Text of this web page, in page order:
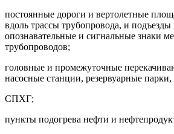
постоянные дороги и вертолетные
вдоль трассы трубопровода, и
опознавательные и сигнальные знаки
трубопроводов;
головные и промежуточные
насосные станции, резервуарные
СПХГ;
пункты подогрева нефти и